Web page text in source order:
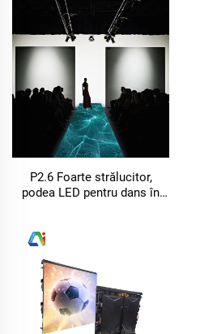
P2.6 Foarte strălucitor,
podea LED pentru dans în